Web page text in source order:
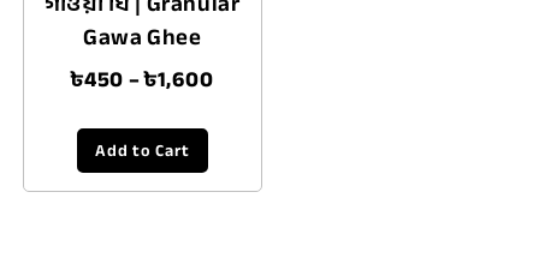
Gawa Ghee
৳450–৳1,600
Add to Cart